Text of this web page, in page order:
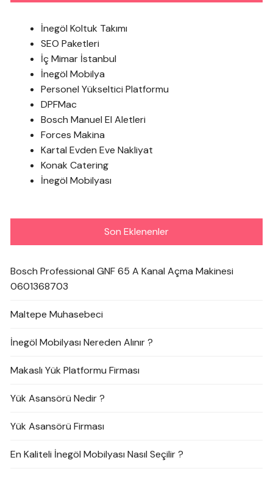
İnegöl Koltuk Takımı
SEO Paketleri
İç Mimar İstanbul
İnegöl Mobilya
Personel Yükseltici Platformu
DPFMac
Bosch Manuel El Aletleri
Forces Makina
Kartal Evden Eve Nakliyat
Konak Catering
İnegöl Mobilyası
Son Eklenenler
Bosch Professional GNF 65 A Kanal Açma Makinesi
0601368703
Maltepe Muhasebeci
İnegöl Mobilyası Nereden Alınır ?
Makaslı Yük Platformu Firması
Yük Asansörü Nedir ?
Yük Asansörü Firması
En Kaliteli İnegöl Mobilyası Nasıl Seçilir ?